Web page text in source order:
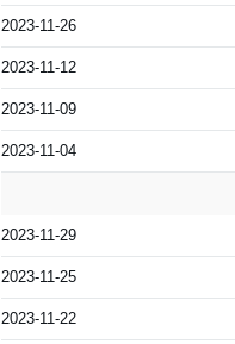
2023-11-26
2023-11-12
2023-11-09
2023-11-04
2023-11-29
2023-11-25
2023-11-22